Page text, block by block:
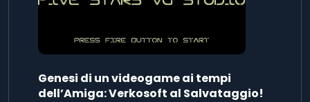
Genesi di un videogame ai tempi
dell’Amiga: Verkosoft al Salvataggio!